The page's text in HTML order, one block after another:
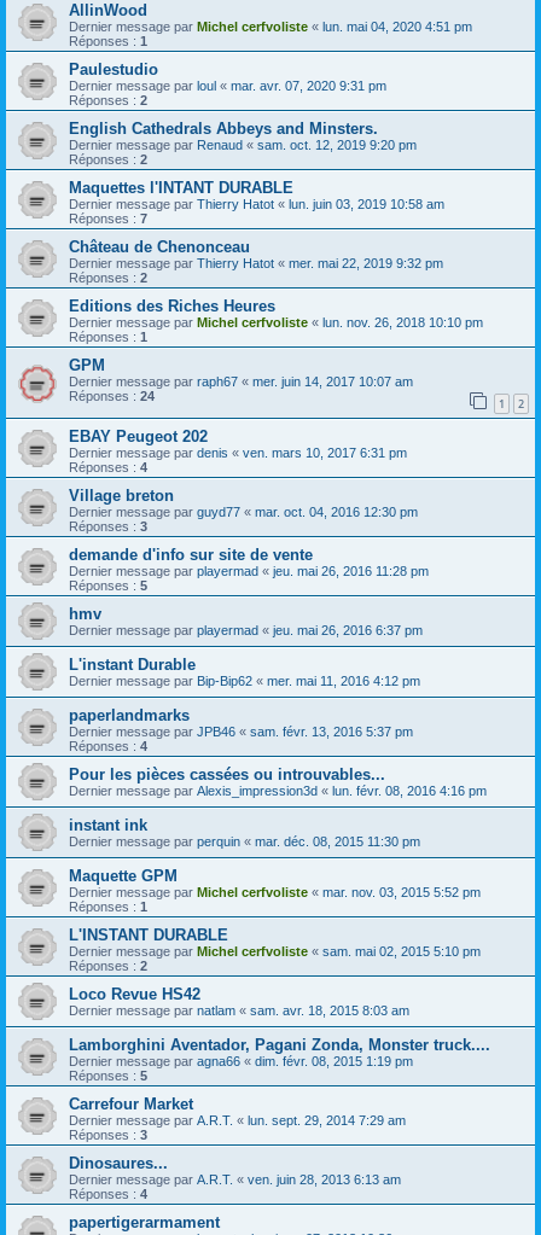
AllinWood
Dernier message par Michel cerfvoliste « lun. mai 04, 2020 4:51 pm
Réponses : 1
Paulestudio
Dernier message par loul « mar. avr. 07, 2020 9:31 pm
Réponses : 2
English Cathedrals Abbeys and Minsters.
Dernier message par Renaud « sam. oct. 12, 2019 9:20 pm
Réponses : 2
Maquettes l'INTANT DURABLE
Dernier message par Thierry Hatot « lun. juin 03, 2019 10:58 am
Réponses : 7
Château de Chenonceau
Dernier message par Thierry Hatot « mer. mai 22, 2019 9:32 pm
Réponses : 2
Editions des Riches Heures
Dernier message par Michel cerfvoliste « lun. nov. 26, 2018 10:10 pm
Réponses : 1
GPM
Dernier message par raph67 « mer. juin 14, 2017 10:07 am
Réponses : 24 1 2
EBAY Peugeot 202
Dernier message par denis « ven. mars 10, 2017 6:31 pm
Réponses : 4
Village breton
Dernier message par guyd77 « mar. oct. 04, 2016 12:30 pm
Réponses : 3
demande d'info sur site de vente
Dernier message par playermad « jeu. mai 26, 2016 11:28 pm
Réponses : 5
hmv
Dernier message par playermad « jeu. mai 26, 2016 6:37 pm
L'instant Durable
Dernier message par Bip-Bip62 « mer. mai 11, 2016 4:12 pm
paperlandmarks
Dernier message par JPB46 « sam. févr. 13, 2016 5:37 pm
Réponses : 4
Pour les pièces cassées ou introuvables...
Dernier message par Alexis_impression3d « lun. févr. 08, 2016 4:16 pm
instant ink
Dernier message par perquin « mar. déc. 08, 2015 11:30 pm
Maquette GPM
Dernier message par Michel cerfvoliste « mar. nov. 03, 2015 5:52 pm
Réponses : 1
L'INSTANT DURABLE
Dernier message par Michel cerfvoliste « sam. mai 02, 2015 5:10 pm
Réponses : 2
Loco Revue HS42
Dernier message par natlam « sam. avr. 18, 2015 8:03 am
Lamborghini Aventador, Pagani Zonda, Monster truck....
Dernier message par agna66 « dim. févr. 08, 2015 1:19 pm
Réponses : 5
Carrefour Market
Dernier message par A.R.T. « lun. sept. 29, 2014 7:29 am
Réponses : 3
Dinosaures...
Dernier message par A.R.T. « ven. juin 28, 2013 6:13 am
Réponses : 4
papertigerarmament